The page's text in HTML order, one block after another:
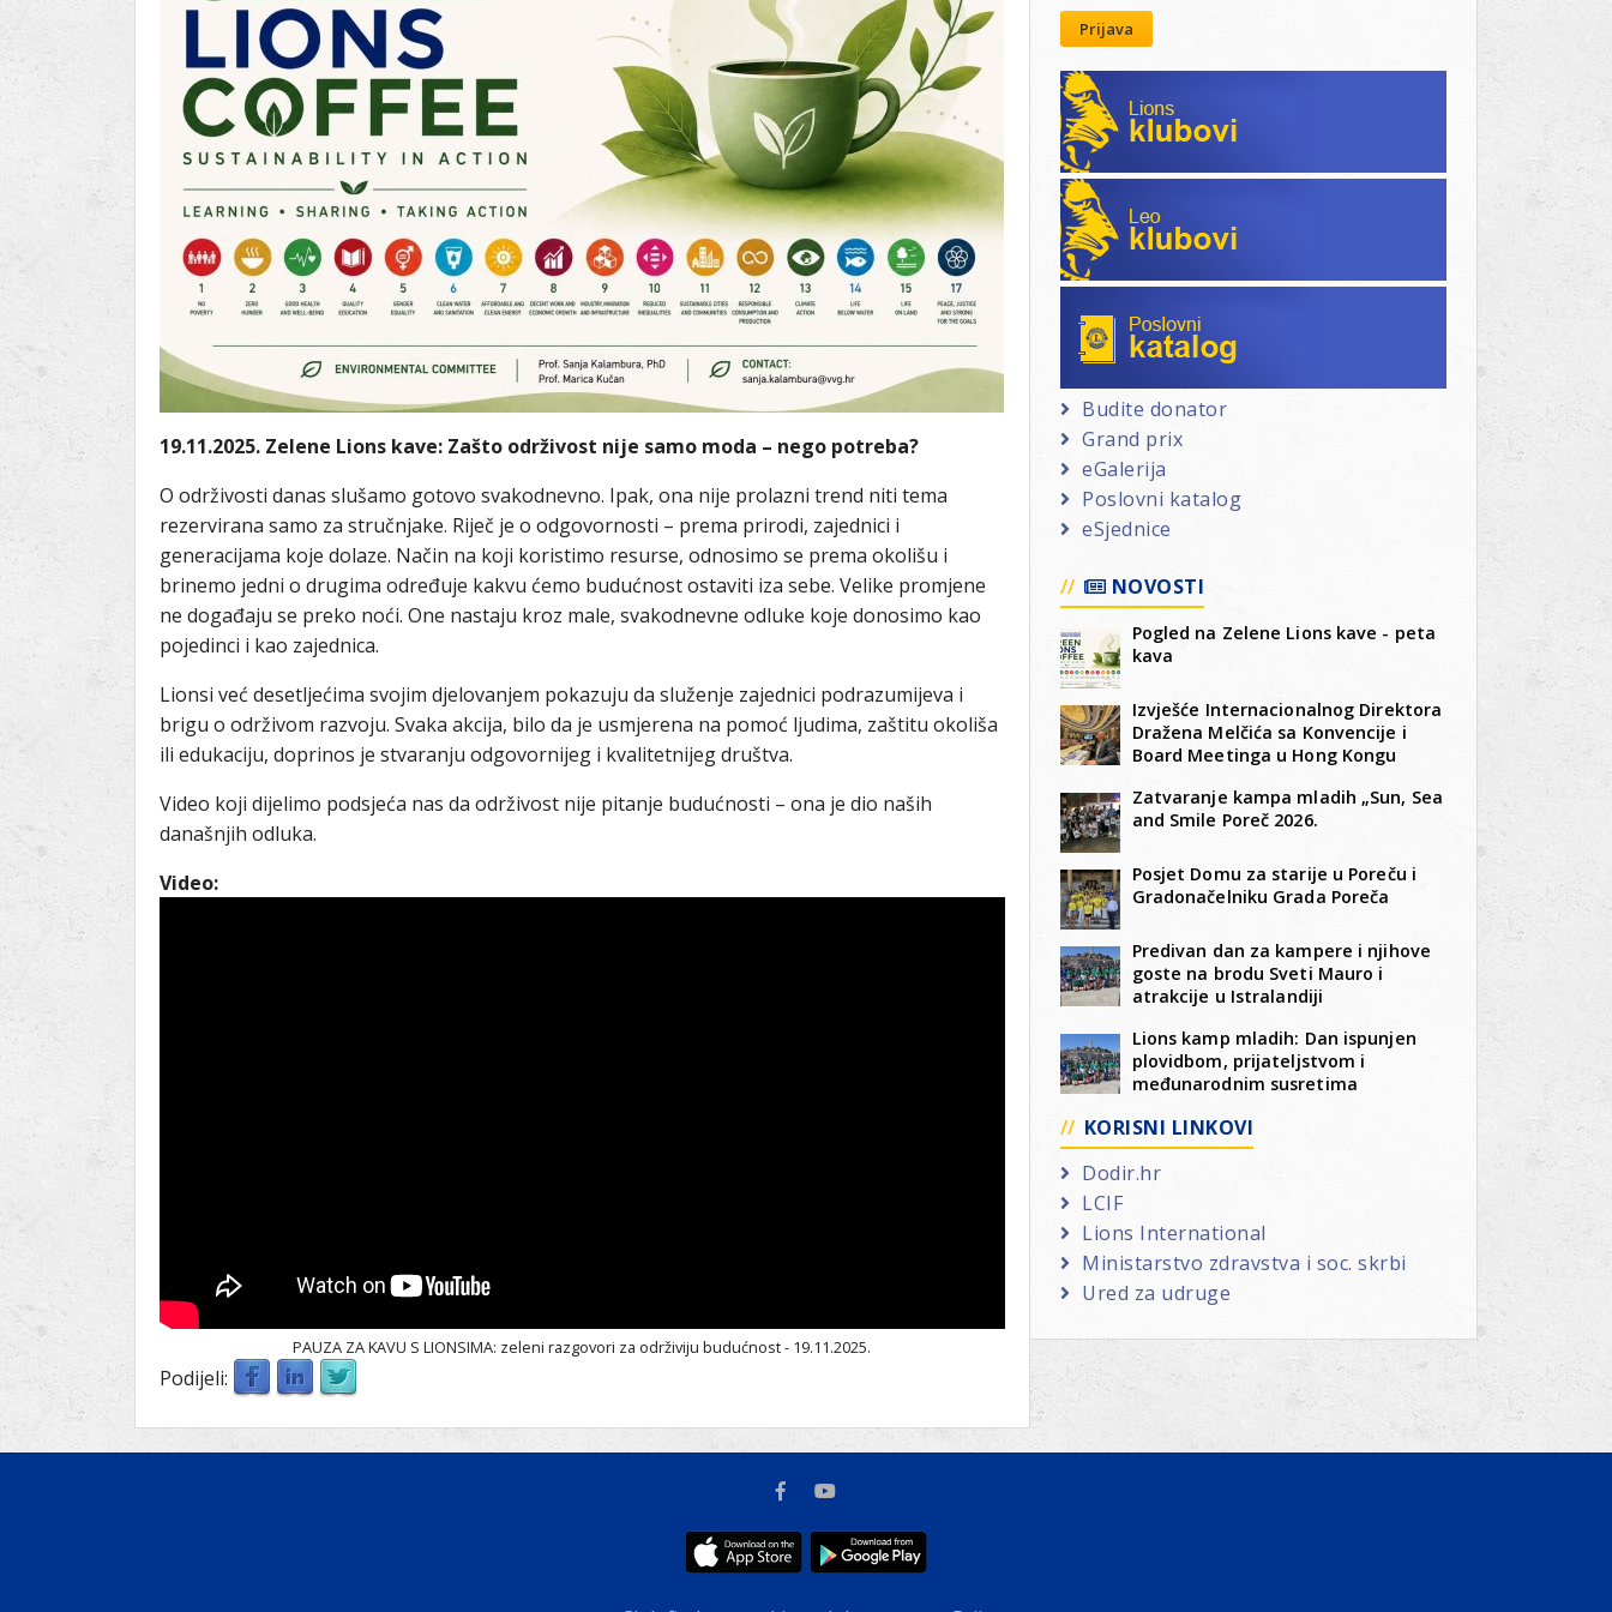
Lions International
Podaci o LEO D-126 i kontakt
19.11.2025. Zelene Lions kave: Zašto održivost nije samo moda – nego potreba?
O održivosti danas slušamo gotovo svakodnevno. Ipak, ona nije prolazni trend niti tema
rezervirana samo za stručnjake. Riječ je o odgovornosti – prema prirodi, zajednici i
generacijama koje dolaze. Način na koji koristimo resurse, odnosimo se prema okolišu i
brinemo jedni o drugima određuje kakvu ćemo budućnost ostaviti iza sebe. Velike promjene
ne događaju se preko noći. One nastaju kroz male, svakodnevne odluke koje donosimo kao
pojedinci i kao zajednica.
Lionsi već desetljećima svojim djelovanjem pokazuju da služenje zajednici podrazumijeva i
brigu o održivom razvoju. Svaka akcija, bilo da je usmjerena na pomoć ljudima, zaštitu okoliša
ili edukaciju, doprinos je stvaranju odgovornijeg i kvalitetnijeg društva.
Video koji dijelimo podsjeća nas da održivost nije pitanje budućnosti – ona je dio naših
današnjih odluka.
Video:
PAUZA ZA KAVU S LIONSIMA: zeleni razgovori za održiviju budućnost - 19.11.2025.
Podijeli:
Prijava
Lions klubovi
Leo klubovi
Budite donator
Grand prix
eGalerija
Poslovni katalog
eSjednice
NOVOSTI
Pogled na Zelene Lions kave - peta
kava
Izvješće Internacionalnog Direktora
Dražena Melčića sa Konvencije i
Board Meetinga u Hong Kongu
Zatvaranje kampa mladih „Sun, Sea
and Smile Poreč 2026.
Posjet Domu za starije u Poreču i
Gradonačelniku Grada Poreča
Predivan dan za kampere i njihove
goste na brodu Sveti Mauro i
atrakcije u Istralandiji
Lions kamp mladih: Dan ispunjen
plovidbom, prijateljstvom i
međunarodnim susretima
KORISNI LINKOVI
Dodir.hr
LCIF
Lions International
Ministarstvo zdravstva i soc. skrbi
Ured za udruge